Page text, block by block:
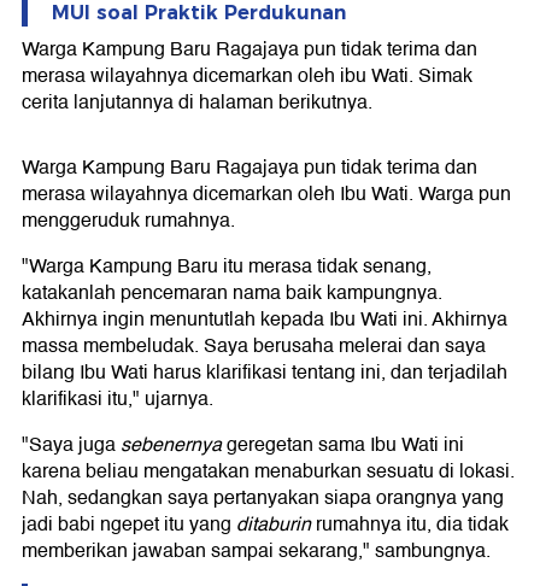
MUI soal Praktik Perdukunan
Warga Kampung Baru Ragajaya pun tidak terima dan
merasa wilayahnya dicemarkan oleh ibu Wati. Simak
cerita lanjutannya di halaman berikutnya.
Warga Kampung Baru Ragajaya pun tidak terima dan
merasa wilayahnya dicemarkan oleh Ibu Wati. Warga pun
menggeruduk rumahnya.
"Warga Kampung Baru itu merasa tidak senang,
katakanlah pencemaran nama baik kampungnya.
Akhirnya ingin menuntutlah kepada Ibu Wati ini. Akhirnya
massa membeludak. Saya berusaha melerai dan saya
bilang Ibu Wati harus klarifikasi tentang ini, dan terjadilah
klarifikasi itu," ujarnya.
"Saya jugasebenernyageregetan sama Ibu Wati ini
karena beliau mengatakan menaburkan sesuatu di lokasi.
Nah, sedangkan saya pertanyakan siapa orangnya yang
jadi babi ngepet itu yang ditaburinrumahnya itu, dia tidak
memberikan jawaban sampai sekarang," sambungnya.